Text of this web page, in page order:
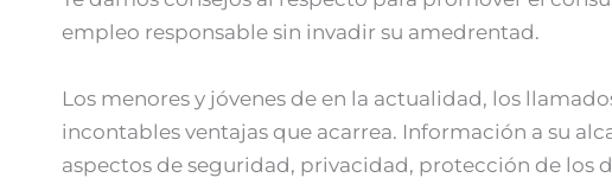
empleo responsable sin invadir su amedrentad.
Los menores y jóvenes de en la actualidad, los
incontables ventajas que acarrea. Información a su
aspectos de seguridad, privacidad, protección de los